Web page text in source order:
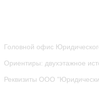
Головной офис
Ориентиры: двухэтажное
Реквизиты ООО